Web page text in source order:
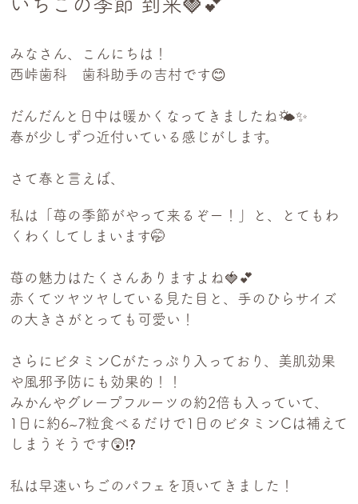
みなさん、こんにちは！
西峠歯科 歯科助手の吉村です😊
だんだんと日中は暖かくなってきましたね🌤️✨
春が少しずつ近付いている感じがします。
さて春と言えば、
私は「苺の季節がやって来るぞー！」と、とてもわ
くわくしてしまいます🤭
苺の魅力はたくさんありますよね🍓💕
赤くてツヤツヤしている見た目と、手のひらサイズ
の大きさがとっても可愛い！
さらにビタミンCがたっぷり入っており、美肌効果
や風邪予防にも効果的！！
みかんやグレープフルーツの約2倍も入っていて、
1日に約6~7粒食べるだけで1日のビタミンCは補えて
しまうそうです😲⁉️
私は早速いちごのパフェを頂いてきました！